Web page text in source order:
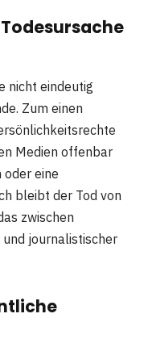
nicht eindeutig
Zum einen
Medien offenbar
eine
bleibt der Tod von
zwischen
journalistischer